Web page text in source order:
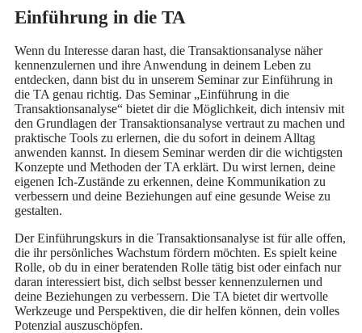
Einführung in die TA
Wenn du Interesse daran hast, die Transaktionsanalyse näher
kennenzulernen und ihre Anwendung in deinem Leben zu
entdecken, dann bist du in unserem Seminar zur Einführung in
die TA genau richtig. Das Seminar „Einführung in die
Transaktionsanalyse“ bietet dir die Möglichkeit, dich intensiv mit
den Grundlagen der Transaktionsanalyse vertraut zu machen und
praktische Tools zu erlernen, die du sofort in deinem Alltag
anwenden kannst. In diesem Seminar werden dir die wichtigsten
Konzepte und Methoden der TA erklärt. Du wirst lernen, deine
eigenen Ich-Zustände zu erkennen, deine Kommunikation zu
verbessern und deine Beziehungen auf eine gesunde Weise zu
gestalten.
Der Einführungskurs in die Transaktionsanalyse ist für alle offen,
die ihr persönliches Wachstum fördern möchten. Es spielt keine
Rolle, ob du in einer beratenden Rolle tätig bist oder einfach nur
daran interessiert bist, dich selbst besser kennenzulernen und
deine Beziehungen zu verbessern. Die TA bietet dir wertvolle
Werkzeuge und Perspektiven, die dir helfen können, dein volles
Potenzial auszuschöpfen.